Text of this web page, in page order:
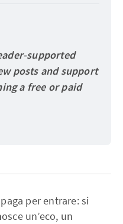
supported
posts and support
a free or paid
per entrare: si
un’eco, un